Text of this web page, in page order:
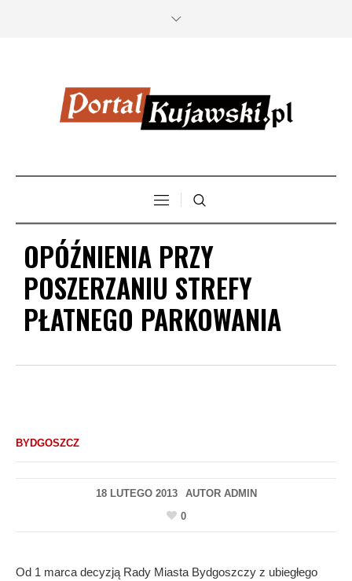
OPÓŹNIENIA PRZY
POSZERZANIU STREFY
PŁATNEGO PARKOWANIA
BYDGOSZCZ
18 LUTEGO 2013 AUTOR ADMIN
0
Od 1 marca decyzją Rady Miasta Bydgoszczy z ubiegłego